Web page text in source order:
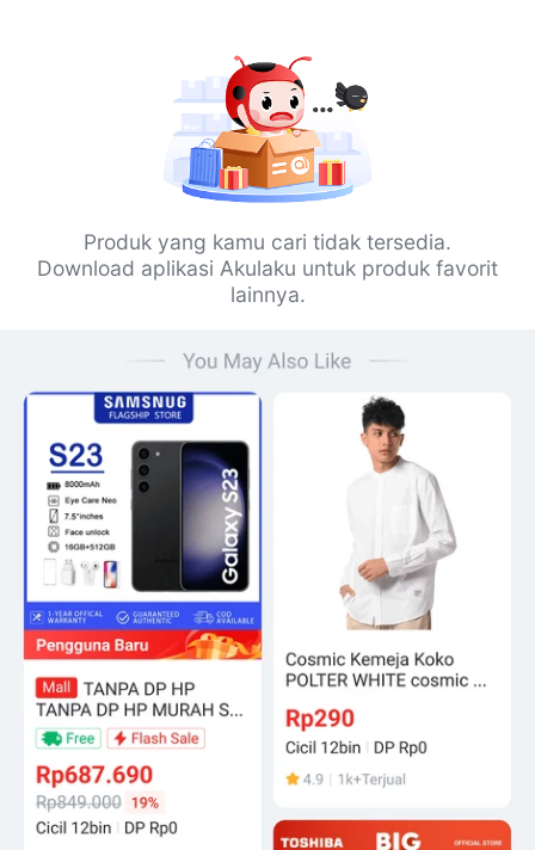
Produk yang kamu cari tidak tersedia.
Download aplikasi Akulaku untuk produk favorit
lainnya.